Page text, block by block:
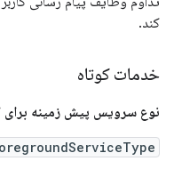
کند.
خدمات کوتاه
نوع سرویس پیش زمینه برای